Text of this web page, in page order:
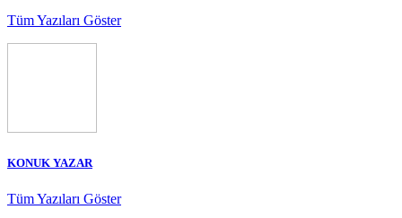
Tüm Yazıları Göster
KONUK YAZAR
Tüm Yazıları Göster